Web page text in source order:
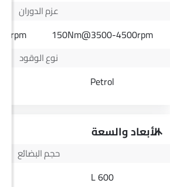
عزم الدوران
150Nm@3500-4500rpm
نوع الوقود
Petrol
الأبعاد والسعة
حجم البضائع
600 L